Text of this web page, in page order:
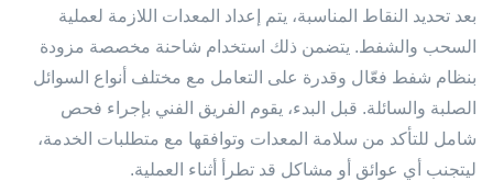
بعد تحديد النقاط المناسبة، يتم إعداد المعدات اللازمة لعملية
السحب والشفط. يتضمن ذلك استخدام شاحنة مخصصة مزودة
بنظام شفط فعّال وقدرة على التعامل مع مختلف أنواع السوائل
الصلبة والسائلة. قبل البدء، يقوم الفريق الفني بإجراء فحص
شامل للتأكد من سلامة المعدات وتوافقها مع متطلبات الخدمة،
ليتجنب أي عوائق أو مشاكل قد تطرأ أثناء العملية.